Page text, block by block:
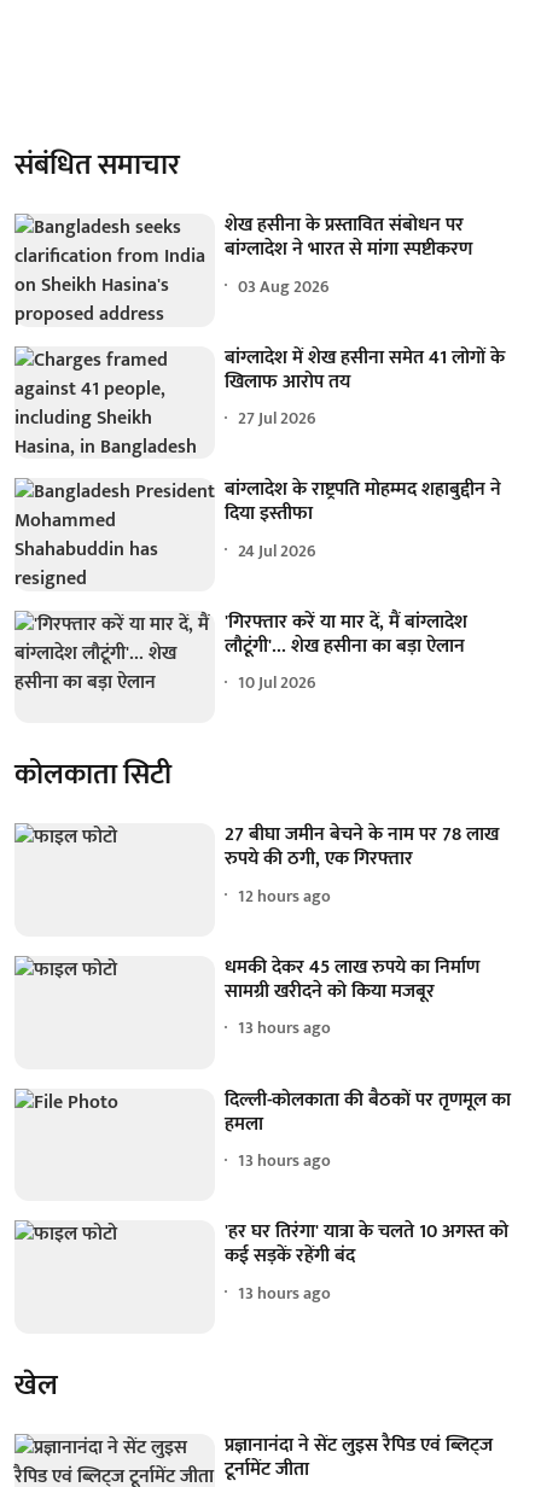
संबंधित समाचार
शेख हसीना के प्रस्तावित संबोधन पर
बांग्लादेश ने भारत से मांगा स्पष्टीकरण
03 Aug 2026
बांग्लादेश में शेख हसीना समेत 41 लोगों के
खिलाफ आरोप तय
27 Jul 2026
बांग्लादेश के राष्ट्रपति मोहम्मद शहाबुद्दीन ने
दिया इस्तीफा
24 Jul 2026
'गिरफ्तार करें या मार दें, मैं बांग्लादेश
लौटूंगी'... शेख हसीना का बड़ा ऐलान
10 Jul 2026
कोलकाता सिटी
27 बीघा जमीन बेचने के नाम पर 78 लाख
रुपये की ठगी, एक गिरफ्तार
12 hours ago
धमकी देकर 45 लाख रुपये का निर्माण
सामग्री खरीदने को किया मजबूर
13 hours ago
दिल्ली-कोलकाता की बैठकों पर तृणमूल का
हमला
13 hours ago
'हर घर तिरंगा' यात्रा के चलते 10 अगस्त को
कई सड़कें रहेंगी बंद
13 hours ago
खेल
प्रज्ञानानंदा ने सेंट लुइस रैपिड एवं ब्लिट्ज
टूर्नामेंट जीता